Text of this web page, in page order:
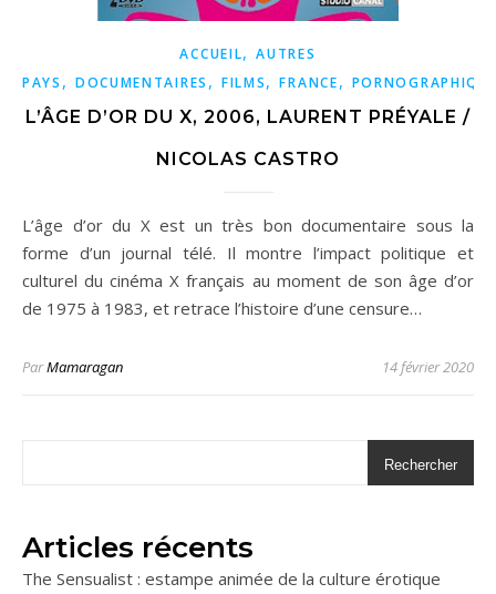
ACCUEIL,AUTRES
PAYS , DOCUMENTAIRES , FILMS,FRANCE,
L’ÂGE D’OR DU X, 2006, LAURENT PRÉYALE /
NICOLAS CASTRO
L’âge d’or du X est un très bon documentaire sous la
forme d’un journal télé. Il montre l’impact politique et
culturel du cinéma X français au moment de son âge d’or
de 1975 à 1983, et retrace l’histoire d’une censure…
ParMamaragan 14 février 2020
Rechercher
Articles récents
The Sensualist : estampe animée de la culture érotique